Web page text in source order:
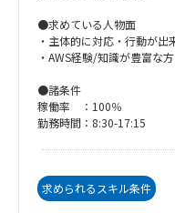
●求めている人物面
・主体的に対応・行動が出
・AWS経験/知識が豊富な方
●諸条件
稼働率 ：100％
勤務時間：8:30-17:15
求められるスキル条件